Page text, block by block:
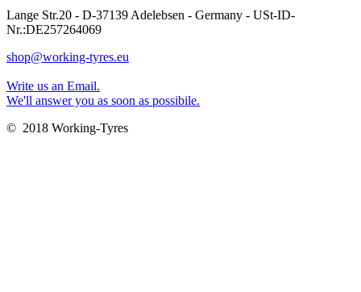
Lange Str.20 - D-37139 Adelebsen - Germany - USt-ID-
Nr.:DE257264069
shop@working-tyres.eu
Write us an Email.
We'll answer you as soon as possibile.
© 2018 Working-Tyres